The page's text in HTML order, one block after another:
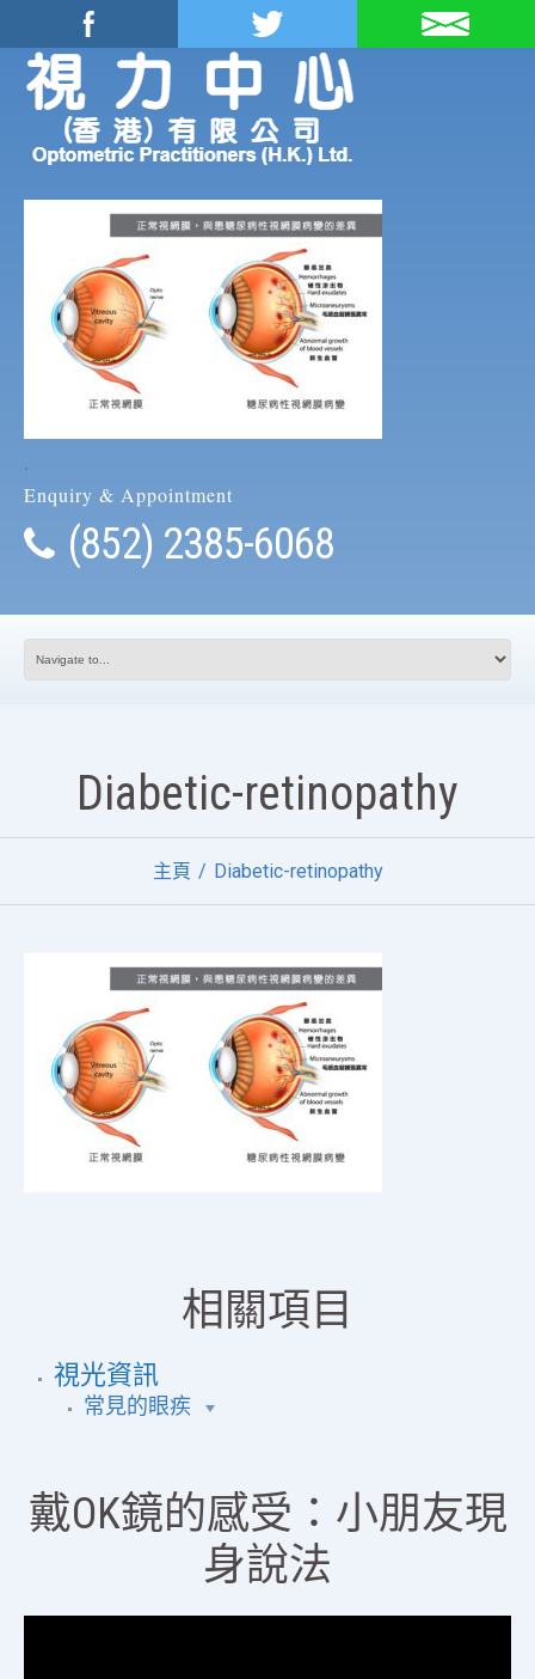
.
Enquiry & Appointment
(852) 2385-6068
Diabetic-retinopathy
主頁 Diabetic-retinopathy
相關項目
視光資訊
常見的眼疾
戴OK鏡的感受：小朋友現
身說法